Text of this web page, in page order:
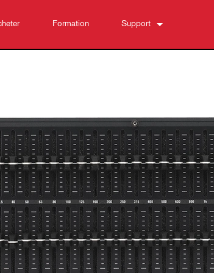
Formation Support
Garantie
Enregistrement du produit
Service